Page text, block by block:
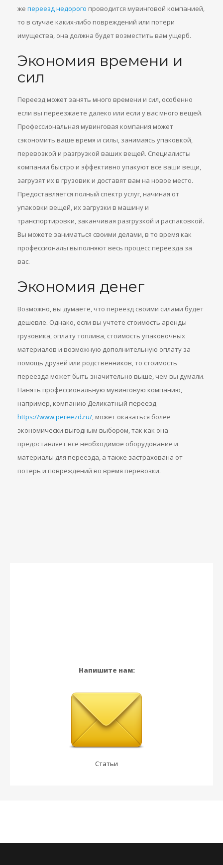
же переезд недорого проводится мувинговой компанией,
то в случае каких-либо повреждений или потери
имущества, она должна будет возместить вам ущерб.
Экономия времени и
сил
Переезд может занять много времени и сил, особенно
если вы переезжаете далеко или если у вас много вещей.
Профессиональная мувинговая компания может
сэкономить ваше время и силы, занимаясь упаковкой,
перевозкой и разгрузкой ваших вещей. Специалисты
компании быстро и эффективно упакуют все ваши вещи,
загрузят их в грузовик и доставят вам на новое место.
Предоставляется полный спектр услуг, начиная от
упаковки вещей, их загрузки в машину и
транспортировки, заканчивая разгрузкой и распаковкой.
Вы можете заниматься своими делами, в то время как
профессионалы выполняют весь процесс переезда за
вас.
Экономия денег
Возможно, вы думаете, что переезд своими силами будет
дешевле. Однако, если вы учтете стоимость аренды
грузовика, оплату топлива, стоимость упаковочных
материалов и возможную дополнительную оплату за
помощь друзей или родственников, то стоимость
переезда может быть значительно выше, чем вы думали.
Нанять профессиональную мувинговую компанию,
например, компанию Деликатный переезд
https://www.pereezd.ru/, может оказаться более
экономически выгодным выбором, так как она
предоставляет все необходимое оборудование и
материалы для переезда, а также застрахована от
потерь и повреждений во время перевозки.
Напишите нам:
Статьи